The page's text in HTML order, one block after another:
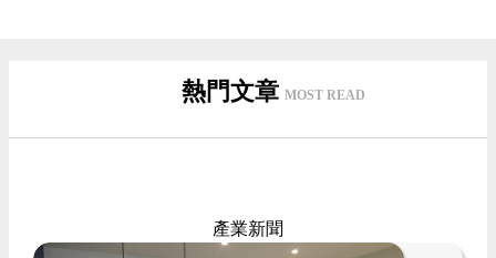
熱門文章 MOST READ
產業新聞